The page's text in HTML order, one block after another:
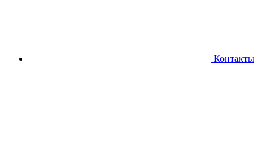
Контакты